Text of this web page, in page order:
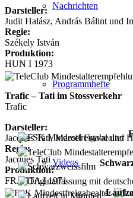
Nachrichten
Programmhefte
Videos
Darsteller:
Judit Halász, András Bálint und
Regie:
Székely István
Produktion:
HUN I 1973
Trafic – Tati im Stossverkehr
Trafic
Darsteller:
Jacques Tati, Marcel Fraval und
Regie:
Jacques Tati
Produktion:
FRA ITA I 1971